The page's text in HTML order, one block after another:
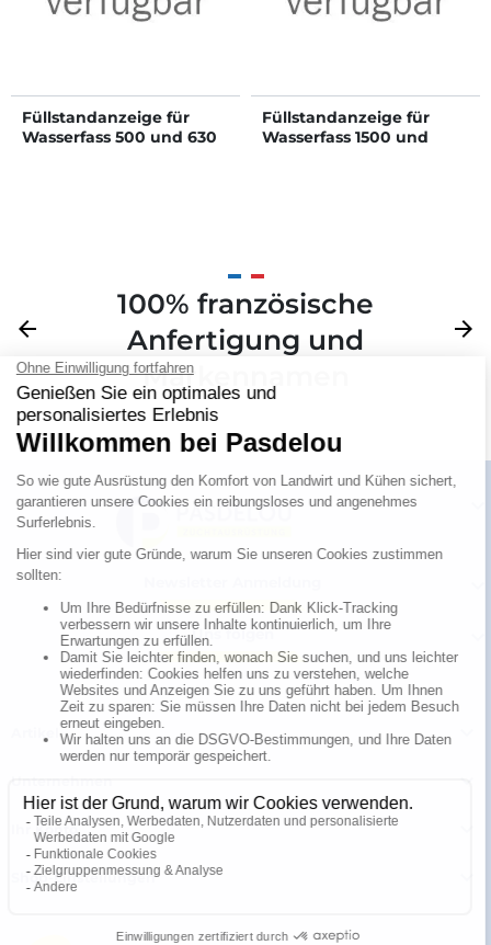
Füllstandanzeige für
Wasserfass 500 und 630
Füllstandanzeige für
Wasserfass 1500 und
Zurück
arrow_back
100% französische
Anfertigung und
Markennamen
Weiter
arrow_forward
Uns folgen
Ihr Konto
Shop-Einstellungen